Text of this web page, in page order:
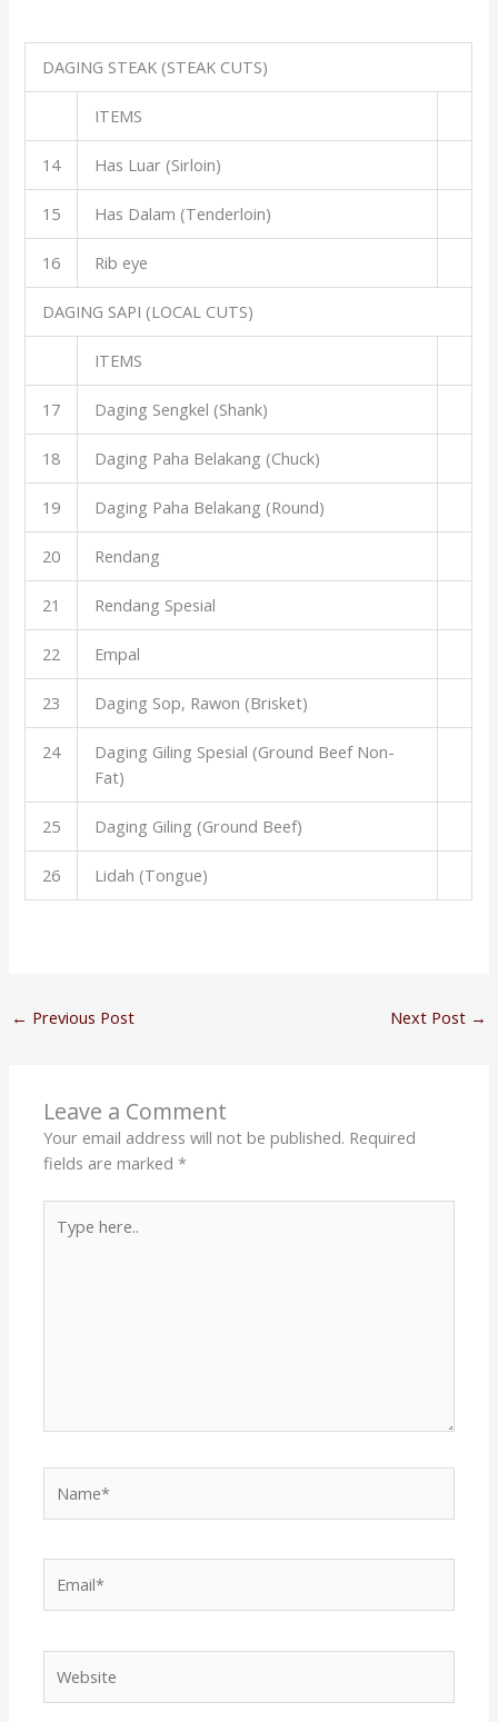
DAGING STEAK (STEAK CUTS)
ITEMS
14 Has Luar (Sirloin)
15 Has Dalam (Tenderloin)
16 Rib eye
DAGING SAPI (LOCAL CUTS)
ITEMS
17 Daging Sengkel (Shank)
18 Daging Paha Belakang (Chuck)
19 Daging Paha Belakang (Round)
20 Rendang
21 Rendang Spesial
22 Empal
23 Daging Sop, Rawon (Brisket)
24
Daging Giling Spesial (Ground Beef Non-
Fat)
25 Daging Giling (Ground Beef)
26 Lidah (Tongue)
← Previous Post Next Post →
Leave a Comment
Your email address will not be published. Required
fields are marked*
here..